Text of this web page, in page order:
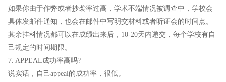
如果你由于作弊或者抄袭率过高，学术不端情况被调查中，学校会
具体发邮件通知，也会在邮件中写明交材料或者听证会的时间点。
其余挂科情况都可以在成绩出来后，10-20天内递交，每个学校有自
己规定的时间期限。
7. APPEAL成功率高吗?
说实话，自己appeal的成功率，很低。